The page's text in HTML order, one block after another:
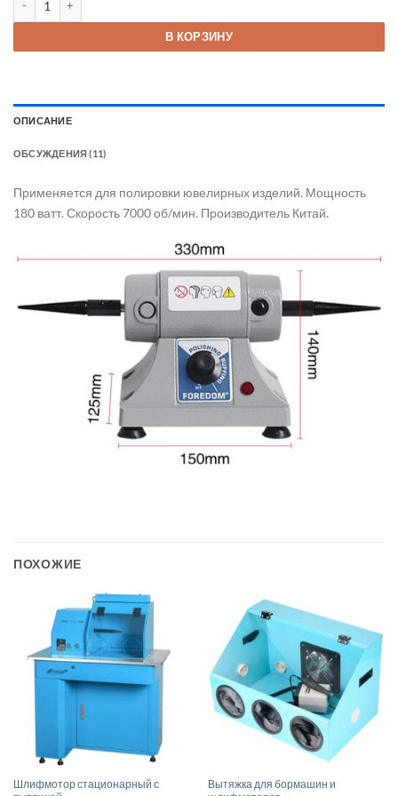
В КОРЗИНУ
ОПИСАНИЕ
ОБСУЖДЕНИЯ (11)
Применяется для полировки ювелирных изделий. Мощность
180 ватт. Скорость 7000 об/мин. Производитель Китай.
ПОХОЖИЕ
Шлифмотор стационарный с
Вытяжка для бормашин и